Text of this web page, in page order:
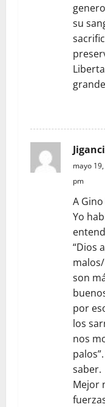
su
mayo
pm
A
Yo
“Dios
son
por
los
nos
saber.
Mejor